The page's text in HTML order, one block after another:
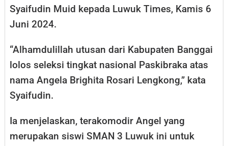
Syaifudin Muid kepada Luwuk Times, Kamis 6
Juni 2024.
“Alhamdulillah utusan dari Kabupaten Banggai
lolos seleksi tingkat nasional Paskibraka atas
nama Angela Brighita Rosari Lengkong,” kata
Syaifudin.
Ia menjelaskan, terakomodir Angel yang
merupakan siswi SMAN 3 Luwuk ini untuk